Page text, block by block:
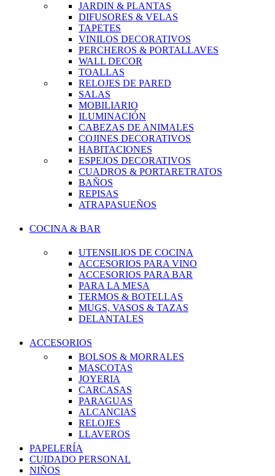
JARDIN & PLANTAS
DIFUSORES & VELAS
TAPETES
VINILOS DECORATIVOS
PERCHEROS & PORTALLAVES
WALL DECOR
TOALLAS
RELOJES DE PARED
SALAS
MOBILIARIO
ILUMINACIÓN
CABEZAS DE ANIMALES
COJINES DECORATIVOS
HABITACIONES
ESPEJOS DECORATIVOS
CUADROS & PORTARETRATOS
BAÑOS
REPISAS
ATRAPASUEÑOS
COCINA & BAR
UTENSILIOS DE COCINA
ACCESORIOS PARA VINO
ACCESORIOS PARA BAR
PARA LA MESA
TERMOS & BOTELLAS
MUGS, VASOS & TAZAS
DELANTALES
ACCESORIOS
BOLSOS & MORRALES
MASCOTAS
JOYERIA
CARCASAS
PARAGUAS
ALCANCIAS
RELOJES
LLAVEROS
PAPELERÍA
CUIDADO PERSONAL
NIÑOS